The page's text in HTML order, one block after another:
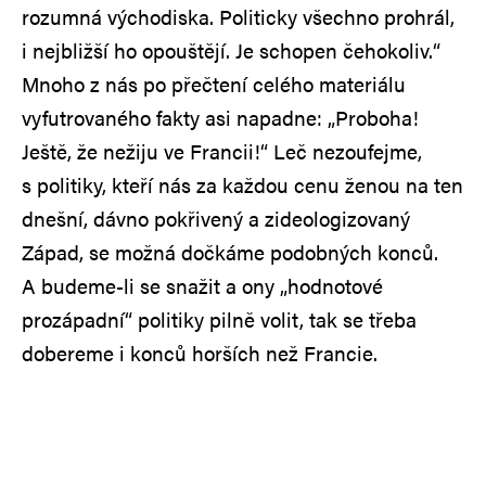
rozumná východiska. Politicky všechno prohrál,
i nejbližší ho opouštějí. Je schopen čehokoliv.“
Mnoho z nás po přečtení celého materiálu
vyfutrovaného fakty asi napadne: „Proboha!
Ještě, že nežiju ve Francii!“ Leč nezoufejme,
s politiky, kteří nás za každou cenu ženou na ten
dnešní, dávno pokřivený a zideologizovaný
Západ, se možná dočkáme podobných konců.
A budeme-li se snažit a ony „hodnotové
prozápadní“ politiky pilně volit, tak se třeba
dobereme i konců horších než Francie.